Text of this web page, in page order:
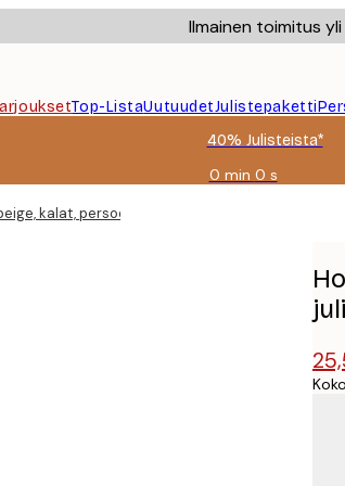
Ilmainen toimitus
Top-ListaUutuudetJulistepaketti
40% Julisteista*
0 min 0 s
Voimassa
kalat, persoonallinen juliste
Koko